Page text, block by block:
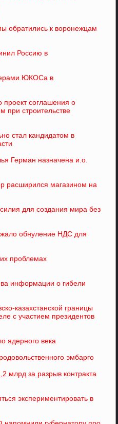
обратились к воронежцам
Россию в
ЮКОСа в
проект соглашения о
при строительстве
стал кандидатом в
Герман назначена и.о.
расширился магазином на
для создания мира без
обнуление НДС для
проблемах
информации о гибели
казахстанской границы
с участием президентов
ядерного века
эмбарго
млрд за разрыв контракта
экспериментировать в